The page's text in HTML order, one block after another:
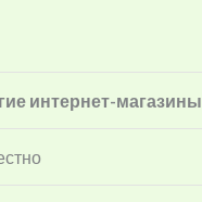
интернет-магазины